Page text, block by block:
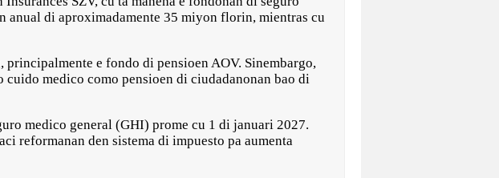
anual di aproximadamente 35 miyon florin, mientras cu
e fondo di pensioen AOV. Sinembargo,
medico como pensioen di ciudadanonan bao di
medico general (GHI) prome cu 1 di januari 2027.
reformanan den sistema di impuesto pa aumenta